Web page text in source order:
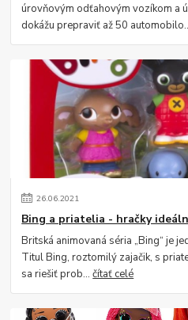
úrovňovým odťahovým vozíkom a
dokážu prepraviť až 50
26.06.2021
Bing a priatelia - hračky
Britská animovaná séria „Bing“ je
Titul Bing, roztomilý zajačik, s
sa riešiť prob...čítať celé